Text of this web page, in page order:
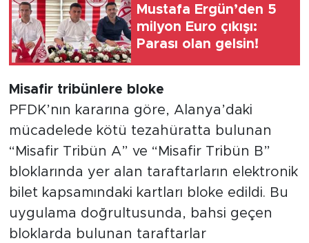
Mustafa Ergün’den 5
milyon Euro çıkışı:
Parası olan gelsin!
Misafir tribünlere bloke
PFDK’nın kararına göre, Alanya’daki
mücadelede kötü tezahüratta bulunan
“Misafir Tribün A” ve “Misafir Tribün B”
bloklarında yer alan taraftarların elektronik
bilet kapsamındaki kartları bloke edildi. Bu
uygulama doğrultusunda, bahsi geçen
bloklarda bulunan taraftarlar